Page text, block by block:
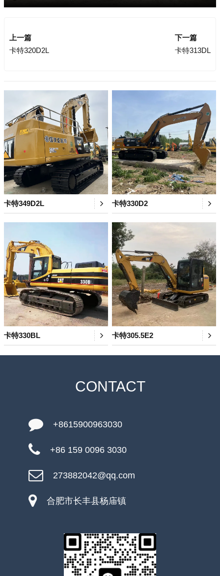
上一篇
卡特320D2L
下一篇
卡特313DL
卡特349D2L 卡特330D2
卡特330BL 卡特305.5E2
CONTACT
+8615900963030
+86 159 0096 3030
273882042@qq.com
合肥市长丰县杨庙镇